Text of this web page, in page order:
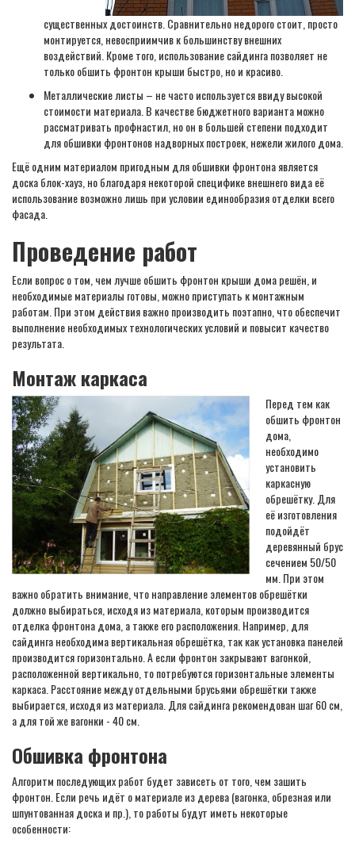
существенных достоинств. Сравнительно недорого стоит, просто
монтируется, невосприимчив к большинству внешних
воздействий. Кроме того, использование сайдинга позволяет не
только обшить фронтон крыши быстро, но и красиво.
Металлические листы – не часто используется ввиду высокой
стоимости материала. В качестве бюджетного варианта можно
рассматривать профнастил, но он в большей степени подходит
для обшивки фронтонов надворных построек, нежели жилого дома.
Ещё одним материалом пригодным для обшивки фронтона является
доска блок-хауз, но благодаря некоторой специфике внешнего вида её
использование возможно лишь при условии единообразия отделки всего
фасада.
Проведение работ
Если вопрос о том, чем лучше обшить фронтон крыши дома решён, и
необходимые материалы готовы, можно приступать к монтажным
работам. При этом действия важно производить поэтапно, что обеспечит
выполнение необходимых технологических условий и повысит качество
результата.
Монтаж каркаса
Перед тем как
обшить фронтон
дома,
необходимо
установить
каркасную
обрешётку. Для
её изготовления
подойдёт
деревянный брус
сечением 50/50
мм. При этом
важно обратить внимание, что направление элементов обрешётки
должно выбираться, исходя из материала, которым производится
отделка фронтона дома, а также его расположения. Например, для
сайдинга необходима вертикальная обрешётка, так как установка панелей
производится горизонтально. А если фронтон закрывают вагонкой,
расположенной вертикально, то потребуются горизонтальные элементы
каркаса. Расстояние между отдельными брусьями обрешётки также
выбирается, исходя из материала. Для сайдинга рекомендован шаг 60 см,
а для той же вагонки - 40 см.
Обшивка фронтона
Алгоритм последующих работ будет зависеть от того, чем зашить
фронтон. Если речь идёт о материале из дерева (вагонка, обрезная или
шпунтованная доска и пр.), то работы будут иметь некоторые
особенности: